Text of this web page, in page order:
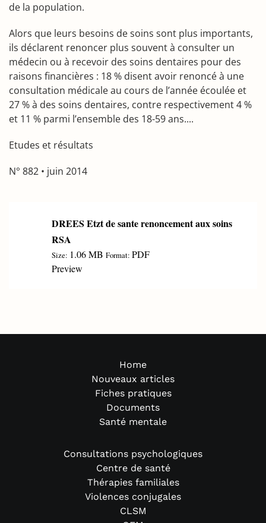
de la population.
Alors que leurs besoins de soins sont plus importants,
ils déclarent renoncer plus souvent à consulter un
médecin ou à recevoir des soins dentaires pour des
raisons financières : 18 % disent avoir renoncé à une
consultation médicale au cours de l’année écoulée et
27 % à des soins dentaires, contre respectivement 4 %
et 11 % parmi l’ensemble des 18-59 ans....
Etudes et résultats
N° 882 • juin 2014
DREES Etzt de sante renoncement aux soins
RSA
Size: 1.06 MB Format: PDF
Preview
Home
Nouveaux articles
Fiches pratiques
Documents
Santé mentale
Consultations psychologiques
Centre de santé
Thérapies familiales
Violences conjugales
CLSM